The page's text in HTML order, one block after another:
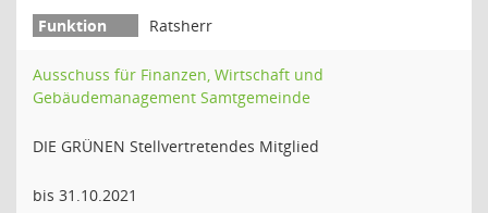
Ratsherr
Ausschuss für Finanzen, Wirtschaft und
Gebäudemanagement Samtgemeinde
DIE GRÜNEN Stellvertretendes Mitglied
bis 31.10.2021